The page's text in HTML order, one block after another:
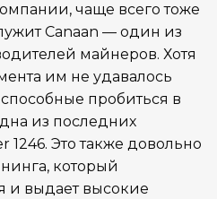
чаще всего тоже
Canaan — один из
майнеров. Хотя
им не удавалось
способные пробиться в
из последних
Это также довольно
который
и выдает высокие